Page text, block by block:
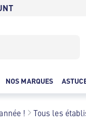
NOS MARQUES
! Tous les